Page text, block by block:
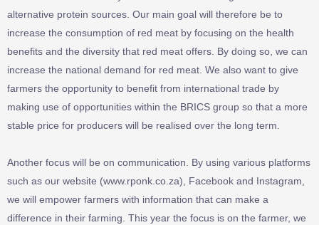
alternative protein sources. Our main goal will therefore be to
increase the consumption of red meat by focusing on the health
benefits and the diversity that red meat offers. By doing so, we can
increase the national demand for red meat. We also want to give
farmers the opportunity to benefit from international trade by
making use of opportunities within the BRICS group so that a more
stable price for producers will be realised over the long term.
Another focus will be on communication. By using various platforms
such as our website (www.rponk.co.za), Facebook and Instagram,
we will empower farmers with information that can make a
difference in their farming. This year the focus is on the farmer, we